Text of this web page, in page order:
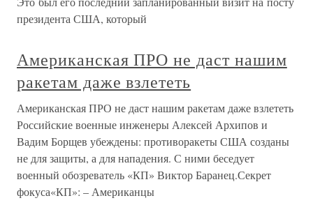
президента США, который
Американская ПРО не даст нашим
ракетам даже взлететь
Американская ПРО не даст нашим ракетам даже взлететь
Российские военные инженеры Алексей Архипов и
Вадим Борщев убеждены: противоракеты США созданы
не для защиты, а для нападения. С ними беседует
военный обозреватель «КП» Виктор Баранец.Секрет
фокуса«КП»: – Американцы